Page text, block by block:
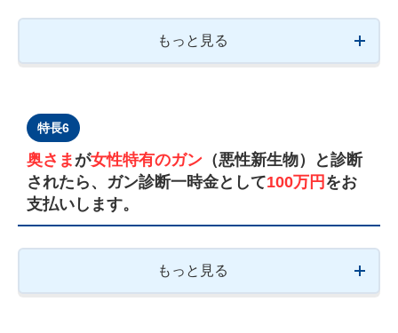
もっと見る
特長6
奥さま が女性特有のガン （悪性新生物）と診断
されたら、ガン診断一時金として100万円 をお
支払いします。
もっと見る